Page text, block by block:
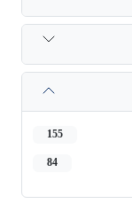
155
84